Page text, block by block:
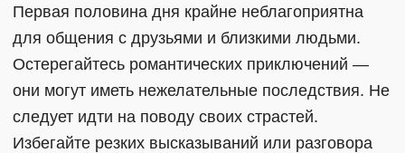
Первая половина дня крайне неблагоприятна
для общения с друзьями и близкими людьми.
Остерегайтесь романтических приключений —
они могут иметь нежелательные последствия. Не
следует идти на поводу своих страстей.
Избегайте резких высказываний или разговора